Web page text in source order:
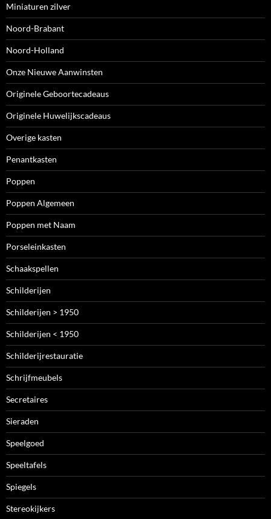
Miniaturen zilver
Noord-Brabant
Noord-Holland
Onze Nieuwe Aanwinsten
Originele Geboortecadeaus
Originele Huwelijkscadeaus
Overige kasten
Penantkasten
Poppen
Poppen Algemeen
Poppen met Naam
Porseleinkasten
Schaakspellen
Schilderijen
Schilderijen > 1950
Schilderijen < 1950
Schilderijrestauratie
Schrijfmeubels
Secretaires
Sieraden
Speelgoed
Speeltafels
Spiegels
Stereokijkers